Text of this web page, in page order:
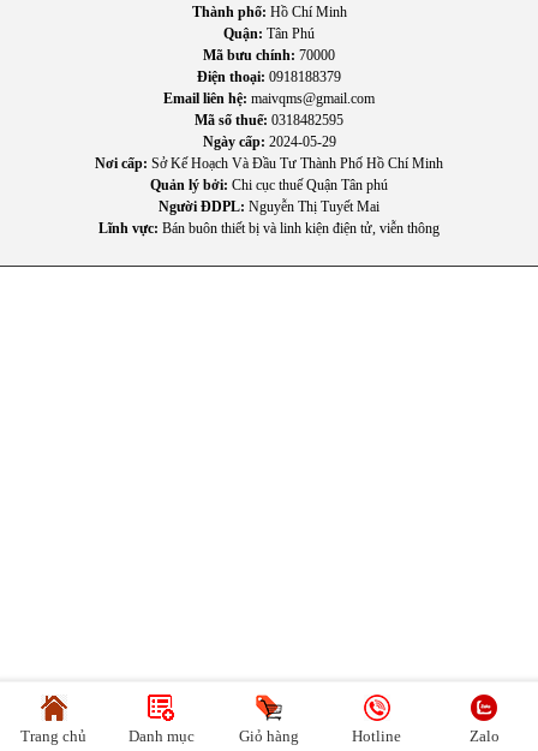
Trang chủ Danh mục Giỏ hàng Hotline Zalo
Thành phố: Hồ Chí Minh
Quận: Tân Phú
Mã bưu chính: 70000
Điện thoại: 0918188379
Email liên hệ: maivqms@gmail.com
Mã số thuế: 0318482595
Ngày cấp: 2024-05-29
Nơi cấp: Sở Kế Hoạch Và Đầu Tư Thành Phố Hồ Chí Minh
Quản lý bởi: Chi cục thuế Quận Tân phú
Người ĐDPL: Nguyễn Thị Tuyết Mai
Lĩnh vực: Bán buôn thiết bị và linh kiện điện tử, viễn thông